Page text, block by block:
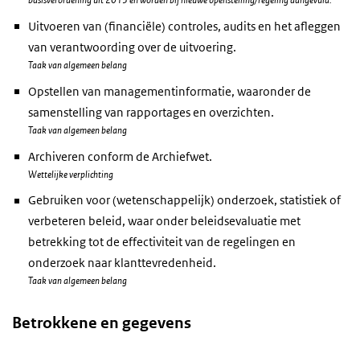
Uitvoeren van (financiële) controles, audits en het afleggen
van verantwoording over de uitvoering.
Taak van algemeen belang
Opstellen van managementinformatie, waaronder de
samenstelling van rapportages en overzichten.
Taak van algemeen belang
Archiveren conform de Archiefwet.
Wettelijke verplichting
Gebruiken voor (wetenschappelijk) onderzoek, statistiek of
verbeteren beleid, waar onder beleidsevaluatie met
betrekking tot de effectiviteit van de regelingen en
onderzoek naar klanttevredenheid.
Taak van algemeen belang
Betrokkene en gegevens